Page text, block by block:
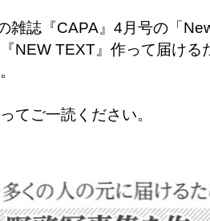
雑誌『CAPA』4月号の「
NEW TEXT』作って届ける
てご一読ください。